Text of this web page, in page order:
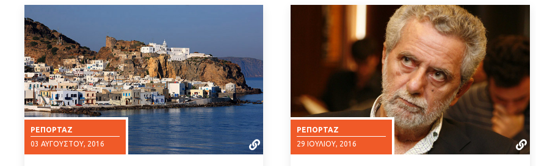
ΡΕΠΟΡΤΆΖ
03 ΑΥΓΟΎΣΤΟΥ, 2016
ΡΕΠΟΡΤΆΖ
29 ΙΟΥΛΊΟΥ, 2016